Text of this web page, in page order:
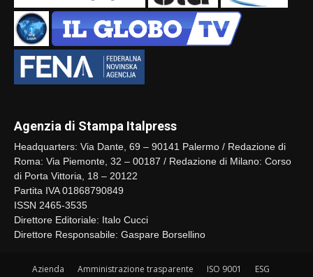
Agenzia di Stampa Italpress
Headquarters: Via Dante, 69 – 90141 Palermo / Redazione di
Roma: Via Piemonte, 32 – 00187 / Redazione di Milano: Corso
di Porta Vittoria, 18 – 20122
Partita IVA 01868790849
ISSN 2465-3535
Direttore Editoriale: Italo Cucci
Direttore Responsabile: Gaspare Borsellino
Azienda Amministrazione trasparente ISO 9001 ESG